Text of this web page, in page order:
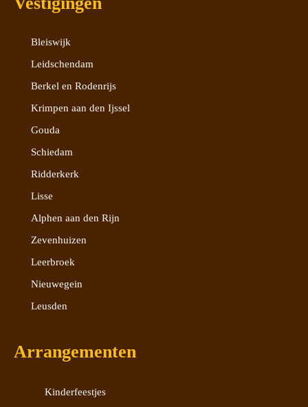
Bleiswijk
Leidschendam
Berkel en Rodenrijs
Krimpen aan den Ijssel
Gouda
Schiedam
Ridderkerk
Lisse
Alphen aan den Rijn
Zevenhuizen
Leerbroek
Nieuwegein
Leusden
Arrangementen
Kinderfeestjes